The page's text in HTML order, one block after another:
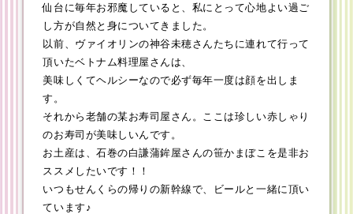
仙台に毎年お邪魔していると、私にとって心地よい過ご
し方が自然と身についてきました。
以前、ヴァイオリンの神谷未穂さんたちに連れて行って
頂いたベトナム料理屋さんは、
美味しくてヘルシーなので必ず毎年一度は顔を出しま
す。
それから老舗の某お寿司屋さん。ここは珍しい赤しゃり
のお寿司が美味しいんです。
お土産は、石巻の白謙蒲鉾屋さんの笹かまぼこを是非お
ススメしたいです！！
いつもせんくらの帰りの新幹線で、ビールと一緒に頂い
ています♪